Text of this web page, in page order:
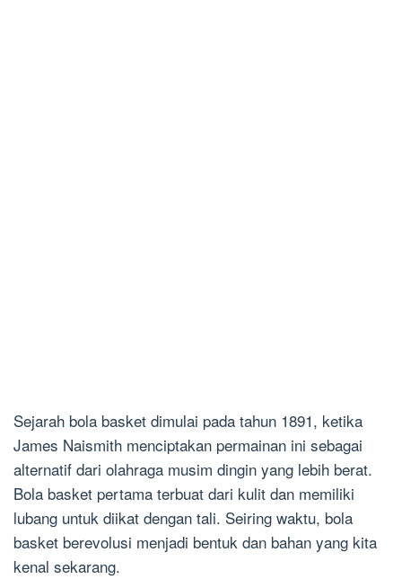
Sejarah bola basket dimulai pada tahun 1891, ketika
James Naismith menciptakan permainan ini sebagai
alternatif dari olahraga musim dingin yang lebih berat.
Bola basket pertama terbuat dari kulit dan memiliki
lubang untuk diikat dengan tali. Seiring waktu, bola
basket berevolusi menjadi bentuk dan bahan yang kita
kenal sekarang.